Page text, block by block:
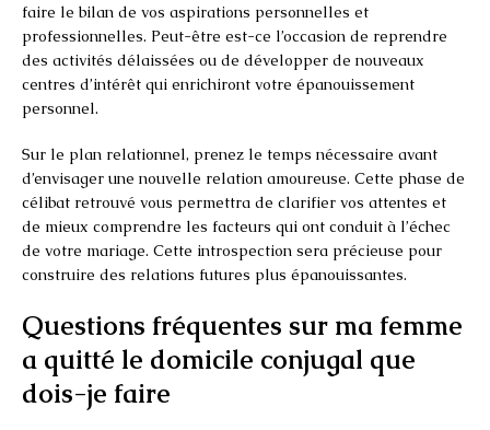
faire le bilan de vos aspirations personnelles et
professionnelles. Peut-être est-ce l’occasion de reprendre
des activités délaissées ou de développer de nouveaux
centres d’intérêt qui enrichiront votre épanouissement
personnel.
Sur le plan relationnel, prenez le temps nécessaire avant
d’envisager une nouvelle relation amoureuse. Cette phase de
célibat retrouvé vous permettra de clarifier vos attentes et
de mieux comprendre les facteurs qui ont conduit à l’échec
de votre mariage. Cette introspection sera précieuse pour
construire des relations futures plus épanouissantes.
Questions fréquentes sur ma femme
a quitté le domicile conjugal que
dois-je faire